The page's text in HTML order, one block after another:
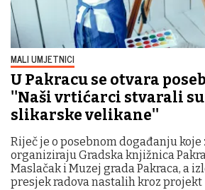
MALI UMJETNICI
U Pakracu se otvara
''Naši vrtićarci stvarali su
slikarske velikane''
Riječ je o posebnom događanju
organiziraju Gradska knjižnica
Maslačak i Muzej grada Pakraca, a
presjek radova nastalih kroz